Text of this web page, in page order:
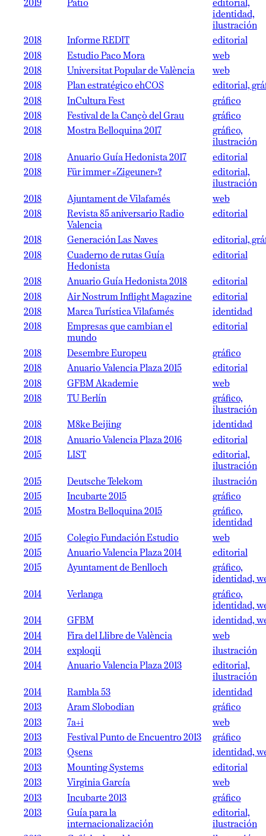
2019 Patio
editorial,
identidad,
ilustración
2018
Informe REDIT
editorial
2018
Estudio Paco Mora
web
2018
Universitat Popular de València
web
2018
Plan estratégico ehCOS
editorial,
2018
InCultura Fest
gráfico
2018
Festival de la Cançò del Grau
gráfico
2018
Mostra Belloquina 2017
gráfico,
ilustración
2018
Anuario Guía Hedonista 2017
editorial
2018
Für immer «Zigeuner»?
editorial,
ilustración
2018
Ajuntament de Vilafamés
web
2018
Revista 85 aniversario Radio
Valencia
editorial
2018 Generación Las Naves
editorial,
2018
Cuaderno de rutas Guía
Hedonista
editorial
2018 Anuario Guía Hedonista 2018
editorial
2018
Air Nostrum Inflight Magazine
editorial
2018
Marca Turística Vilafamés
identidad
2018
Empresas que cambian el
mundo
editorial
2018 Desembre Europeu
gráfico
2018
Anuario Valencia Plaza 2015
editorial
2018
GFBM Akademie
web
2018
TU Berlín
gráfico,
ilustración
2018
M8ke Beijing
identidad
2018
Anuario Valencia Plaza 2016
editorial
2015
LIST
editorial,
ilustración
2015
Deutsche Telekom
ilustración
2015
Incubarte 2015
gráfico
2015
Mostra Belloquina 2015
gráfico,
identidad
2015
Colegio Fundación Estudio
web
2015
Anuario Valencia Plaza 2014
editorial
2015
Ayuntament de Benlloch
gráfico,
identidad,
2014
Verlanga
gráfico,
identidad,
2014
GFBM
identidad,
2014
Fira del Llibre de València
web
2014
exploqii
ilustración
2014
Anuario Valencia Plaza 2013
editorial,
ilustración
2014
Rambla 53
identidad
2013
Aram Slobodian
gráfico
2013
7a+i
web
2013
Festival Punto de Encuentro 2013
gráfico
2013
Qsens
identidad,
2013
Mounting Systems
editorial
2013
Virginia García
web
2013
Incubarte 2013
gráfico
2013
Guía para la
internacionalización
editorial,
ilustración